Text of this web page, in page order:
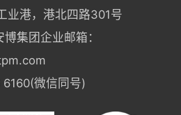
业港，港北四路301号
集团企业邮箱：
微信同号)